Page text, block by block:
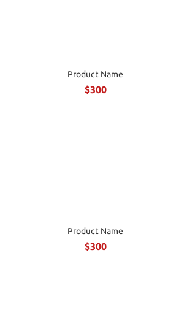
Product Name
$300
Product Name
$300